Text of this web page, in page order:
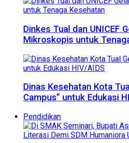
Dinkes Tual dan UNICEF
Mikroskopis untuk
Dinas Kesehatan Kota
Campus” untuk Edukasi
Pendidikan